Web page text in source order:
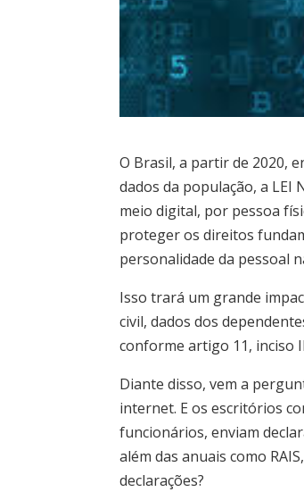
O Brasil, a partir de 2020,
dados da população, a LEI
meio digital, por pessoa
proteger os direitos
personalidade da pessoal
Isso trará um grande
civil, dados dos
conforme artigo 11, inciso
Diante disso, vem a
internet. E os escritórios
funcionários, enviam
além das anuais como
declarações?